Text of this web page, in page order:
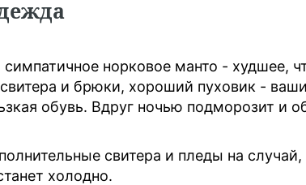
симпатичное норковое манто - худшее,
и брюки, хороший пуховик -
обувь. Вдруг ночью подморозит и
свитера и пледы на случай,
холодно.